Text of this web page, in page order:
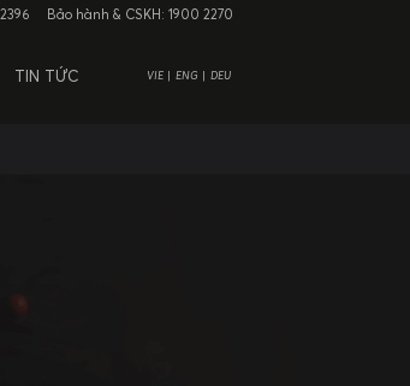
Bảo hành & CSKH:1900 2270
TIN TỨC VIE ENG DEU